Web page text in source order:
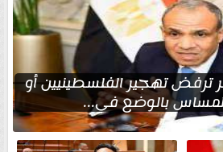
ترفض تهجير الفلسطينيين أو
بالوضع في...